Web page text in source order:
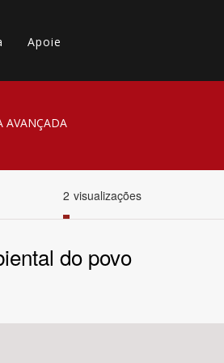
Apoie
AVANÇADA
2 visualizações
do povo